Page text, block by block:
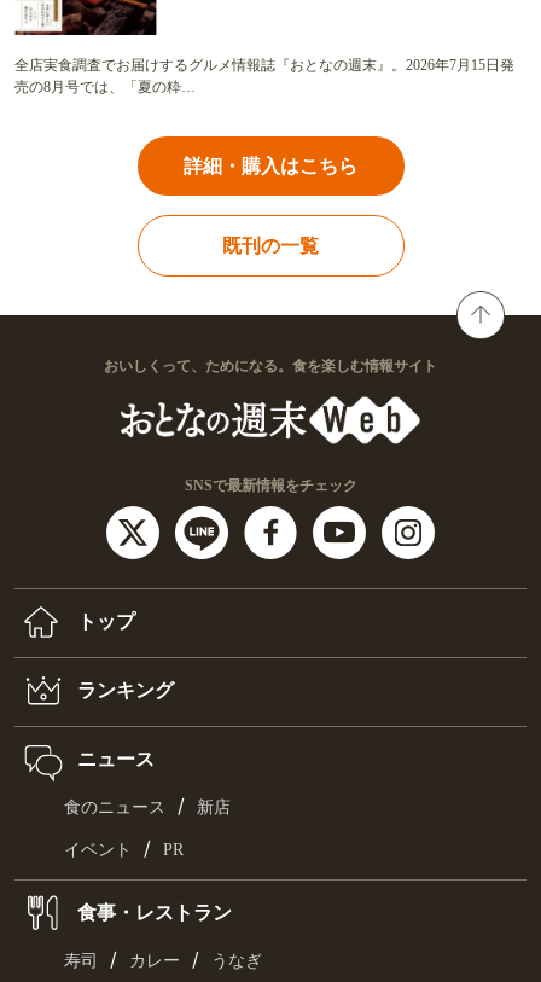
全店実食調査でお届けするグルメ情報誌『おとなの週末』。2026年7月15日発
売の8月号では、「夏の粋…
詳細・購入はこちら
既刊の一覧
おいしくって、ためになる。食を楽しむ情報サイト
SNSで最新情報をチェック
トップ
ランキング
ニュース
食のニュース / 新店
イベント / PR
食事・レストラン
寿司 / カレー / うなぎ